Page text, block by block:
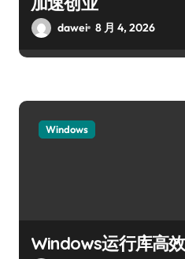
dawei 8 月 4, 2026
Windows
Windows运行库高